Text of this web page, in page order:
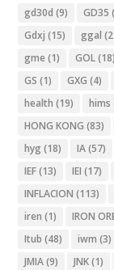
gd30d (9) GD35
Gdxj (15) ggal
gme (1) GOL(18)
GS (1) GXG (4)
health (19) hims
HONG KONG (83)
hyg (18) IA(57)
IEF(13) IEI (17)
INFLACION (113)
iren (1) IRON
Itub (48) iwm (3)
JMIA(9) JNK(1)